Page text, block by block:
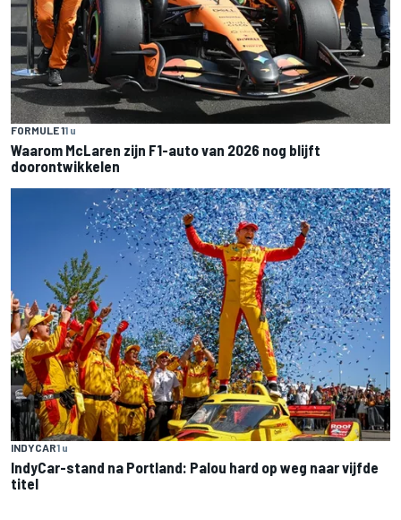
FORMULE 11 u
Waarom McLaren zijn F1-auto van 2026 nog blijft
doorontwikkelen
INDYCAR1 u
IndyCar-stand na Portland: Palou hard op weg naar vijfde
titel